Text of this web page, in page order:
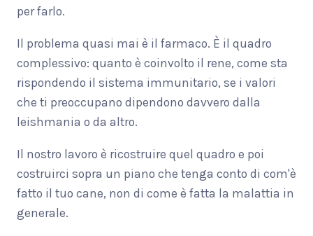
per farlo.
Il problema quasi mai è il farmaco. È il quadro
complessivo: quanto è coinvolto il rene, come sta
rispondendo il sistema immunitario, se i valori
che ti preoccupano dipendono davvero dalla
leishmania o da altro.
Il nostro lavoro è ricostruire quel quadro e poi
costruirci sopra un piano che tenga conto di com'è
fatto il tuo cane, non di come è fatta la malattia in
generale.